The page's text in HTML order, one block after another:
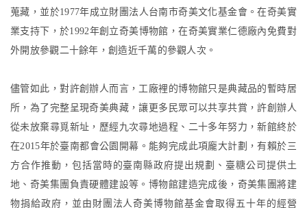
蒐藏，並於1977年成立財團法人台南市奇美文化基金會。在奇美實
業支持下，於1992年創立奇美博物館，在奇美實業仁德廠內免費對
外開放參觀二十餘年，創造近千萬的參觀人次。
儘管如此，對許創辦人而言，工廠裡的博物館只是典藏品的暫時居
所，為了完整呈現奇美典藏，讓更多民眾可以共享共賞，許創辦人
從未放棄尋覓新址，歷經九次尋地過程、二十多年努力，新館終於
在2015年於臺南都會公園開幕。能夠完成此項龐大計劃，有賴於三
方合作推動，包括當時的臺南縣政府提出規劃、臺糖公司提供土
地、奇美集團負責硬體建設等。博物館建造完成後，奇美集團將建
物捐給政府，並由財團法人奇美博物館基金會取得五十年的經營